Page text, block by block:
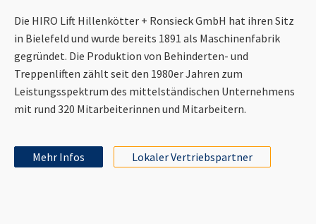
Die HIRO Lift Hillenkötter + Ronsieck GmbH hat ihren Sitz
in Bielefeld und wurde bereits 1891 als Maschinenfabrik
gegründet. Die Produktion von Behinderten- und
Treppenliften zählt seit den 1980er Jahren zum
Leistungsspektrum des mittelständischen Unternehmens
mit rund 320 Mitarbeiterinnen und Mitarbeitern.
Mehr Infos Lokaler Vertriebspartner